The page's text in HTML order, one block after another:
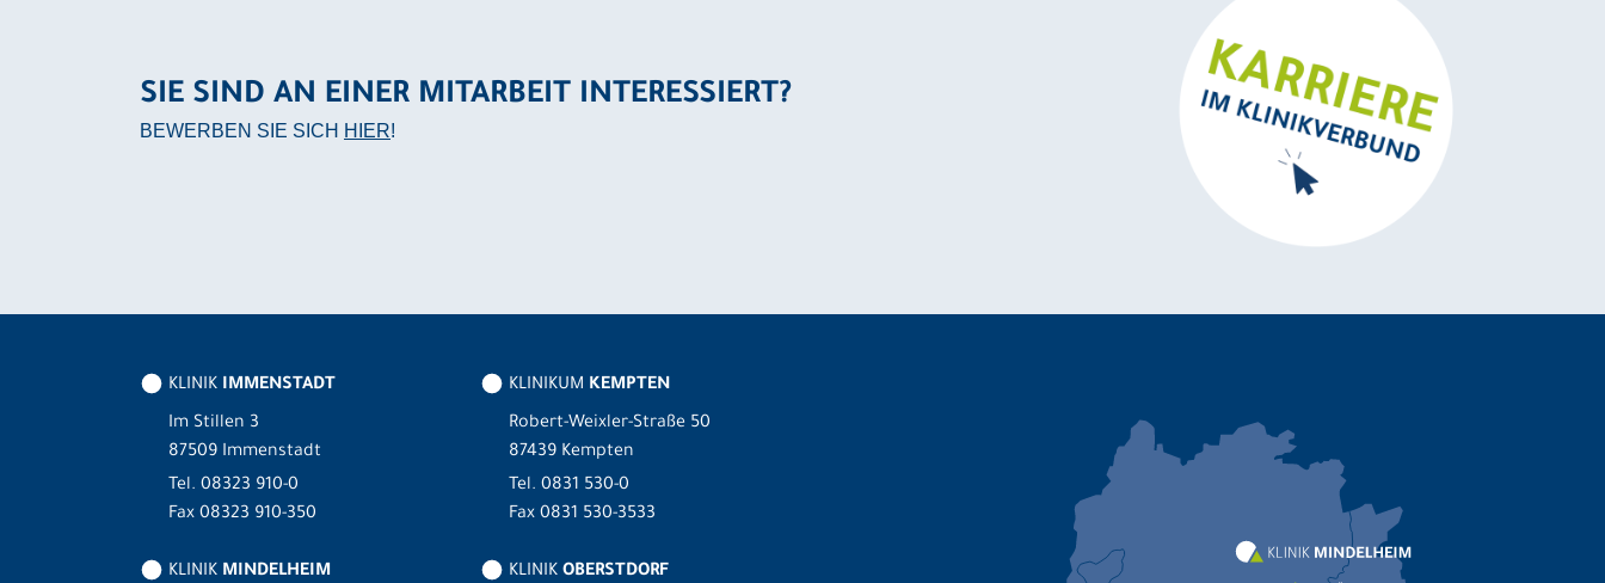
SIE SIND AN EINER MITARBEIT INTERESSIERT?
BEWERBEN SIE SICH HIER!
KLINIK IMMENSTADT
Im Stillen 3
87509 Immenstadt
Tel. 08323 910-0
Fax 08323 910-350
KLINIK MINDELHEIM
KLINIKUM KEMPTEN
Robert-Weixler-Straße 50
87439 Kempten
Tel. 0831 530-0
Fax 0831 530-3533
KLINIK OBERSTDORF